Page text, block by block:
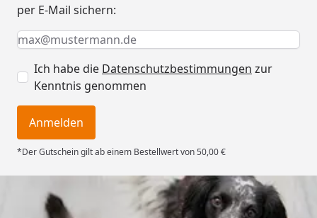
per E-Mail sichern:
Keine Eingabe erforderlich
Eingabe erforderlich
E-Mail *
Ich habe die Datenschutzbestimmungen zur
Kenntnis genommen
Anmelden
*Der Gutschein gilt ab einem Bestellwert von 50,00 €